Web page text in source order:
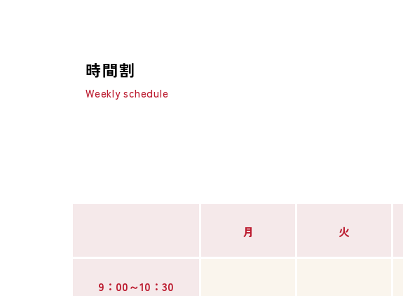
時間割
Weekly schedule
月 火
9：00～10：30